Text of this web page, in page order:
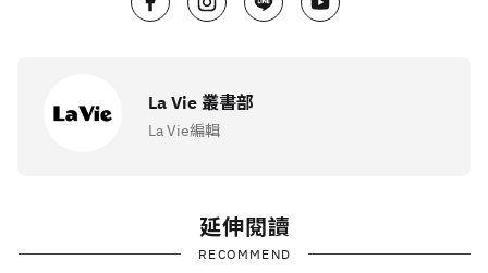
La Vie 叢書部
La Vie編輯
延伸閱讀
RECOMMEND